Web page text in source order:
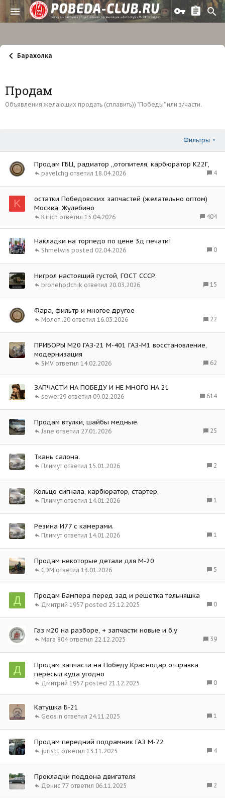
Барахолка
Продам
Объявления желающих продать (сплавить)) "Победы" или з/части.
Фильтры
Продам ГБЦ, радиатор ,,отопителя, карбюратор К22Г,
4
18.04.2026
pavelchg
K
остатки Победовских запчастей (желательно оптом)
Москва, Жулебино
404
15.04.2026
Kirich
Накладки на торпедо по цене 3д печати!
0
02.04.2026
Shmelwis
Нигрол настоящий густой, ГОСТ СССР.
15
20.03.2026
bronehodchik
Фара, фильтр и многое другое
22
16.03.2026
Молот..20
ПРИБОРЫ М20 ГАЗ-21 М-401 ГАЗ-М1 восстановление,
модернизация
62
14.02.2026
SMV
ЗАПЧАСТИ НА ПОБЕДУ И НЕ МНОГО НА 21
614
09.02.2026
sewer29
Продам втулки, шайбы медные.
25
27.01.2026
Jane
Ткань салона.
2
15.01.2026
Плимут
Кольцо сигнала, карбюратор, стартер.
1
14.01.2026
Плимут
Резина И77 с камерами.
1
14.01.2026
Плимут
Продам некоторые детали для М-20
5
13.01.2026
СЭМ
Д Продам Бампера перед зад и решетка тельняшка
0
25.12.2025
Дмитрий 1957
Газ м20 на разборе, + запчасти новые и б.у
39
22.12.2025
Мага 804
Д
Продам запчасти на Победу Краснодар отправка
пересыл куда угодно
0
21.12.2025
Дмитрий 1957
Катушка Б-21
1
24.11.2025
Geosin
Продам передний подрамник ГАЗ М-72
4
13.11.2025
juristt
Прокладки поддона двигателя
2
06.11.2025
Денис 77